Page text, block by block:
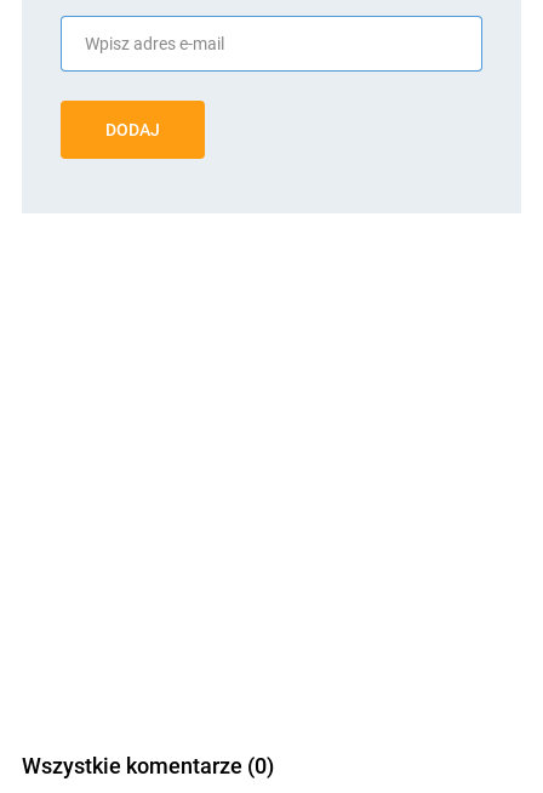
DODAJ
Wszystkie komentarze (0)